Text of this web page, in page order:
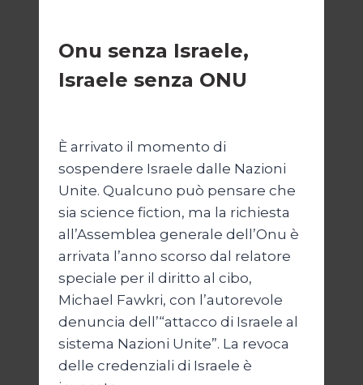
Onu senza Israele,
Israele senza ONU
È arrivato il momento di
sospendere Israele dalle Nazioni
Unite. Qualcuno può pensare che
sia science fiction, ma la richiesta
all’Assemblea generale dell’Onu è
arrivata l’anno scorso dal relatore
speciale per il diritto al cibo,
Michael Fawkri, con l’autorevole
denuncia dell’“attacco di Israele al
sistema Nazioni Unite”. La revoca
delle credenziali di Israele è